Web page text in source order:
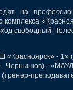
на
комплекса
свободный.
- 1»
Чернышов),